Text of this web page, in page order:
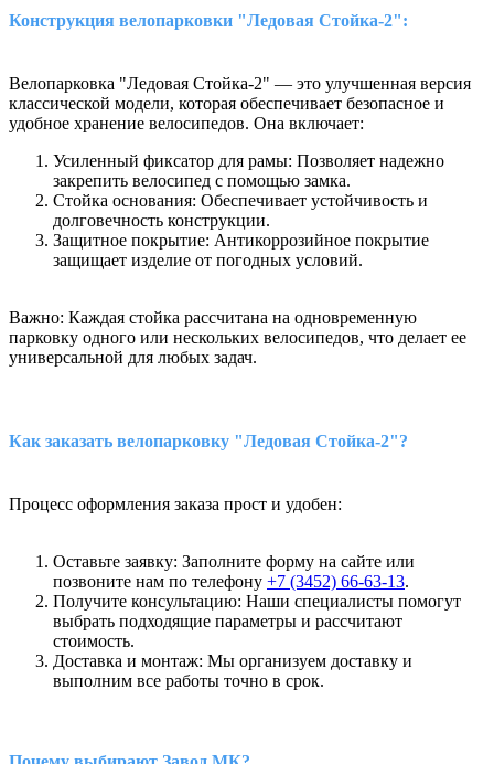
Конструкция велопарковки "Ледовая Стойка-2":
Велопарковка "Ледовая Стойка-2" — это улучшенная версия
классической модели, которая обеспечивает безопасное и
удобное хранение велосипедов. Она включает:
Усиленный фиксатор для рамы: Позволяет надежно
закрепить велосипед с помощью замка.
Стойка основания: Обеспечивает устойчивость и
долговечность конструкции.
Защитное покрытие: Антикоррозийное покрытие
защищает изделие от погодных условий.
Важно: Каждая стойка рассчитана на одновременную
парковку одного или нескольких велосипедов, что делает ее
универсальной для любых задач.
Как заказать велопарковку "Ледовая Стойка-2"?
Процесс оформления заказа прост и удобен:
Оставьте заявку: Заполните форму на сайте или
позвоните нам по телефону +7 (3452) 66-63-13.
Получите консультацию: Наши специалисты помогут
выбрать подходящие параметры и рассчитают
стоимость.
Доставка и монтаж: Мы организуем доставку и
выполним все работы точно в срок.